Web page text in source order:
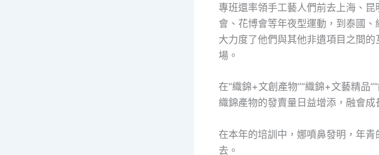
專班還率領手工藝人們前去上海、
會、花博會等年夜型運動，到泰國
大力度了他們與其他非遺項目之間
場。
在“織錦+文創產物”“織錦+文藝精品
織錦產物的發賣量日益增添，融會成
在本年的培訓中，娜噴鼻發明，年
去。